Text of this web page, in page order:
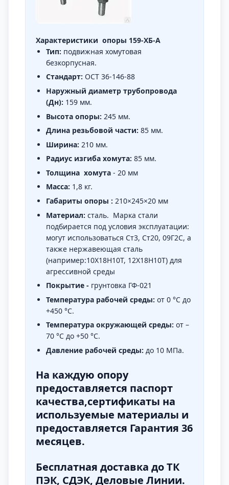
Характеристики опоры 159-ХБ-А
Тип: подвижная хомутовая
безкорпусная.
Стандарт: ОСТ 36-146-88
Наружный диаметр трубопровода
(Дн): 159 мм.
Высота опоры: 245 мм.
Длина резьбовой части: 85 мм.
Ширина: 210 мм.
Радиус изгиба хомута: 85 мм.
Толщина хомута - 20 мм
Масса: 1,8 кг.
Габариты опоры : 210×245×20 мм
Материал: сталь. Марка стали
подбирается под условия эксплуатации:
могут использоваться Ст3, Ст20, 09Г2С, а
также нержавеющая сталь
(например:10Х18Н10Т, 12Х18Н10Т) для
агрессивной среды
Покрытие - грунтовка ГФ-021
Температура рабочей среды: от 0 °C до
+450 °C.
Температура окружающей среды: от –
70 °C до +50 °C.
Давление рабочей среды: до 10 МПа.
На каждую опору
предоставляется паспорт
качества,сертификаты на
используемые материалы и
предоставляется Гарантия 36
месяцев.
Бесплатная доставка до ТК
ПЭК, СДЭК, Деловые Линии.